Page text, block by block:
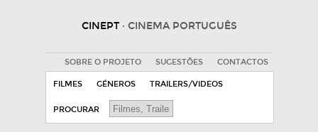
CINEPT · CINEMA PORTUGUÊS
SOBRE O PROJETO SUGESTÕES CONTACTOS
FILMES GÉNEROS TRAILERS/VIDEOS
PROCURAR